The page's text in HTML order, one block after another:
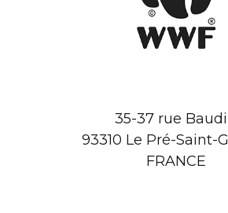
35-37 rue
93310 Le Pré-Saint-
FRANCE